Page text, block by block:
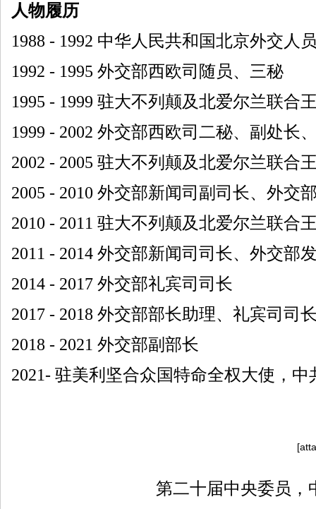
人物履历
1988 - 1992 中华人民共和国北京外交人
1992 - 1995 外交部西欧司随员、三秘
1995 - 1999 驻大不列颠及北爱尔兰联合
1999 - 2002 外交部西欧司二秘、副处长
2002 - 2005 驻大不列颠及北爱尔兰联合
2005 - 2010 外交部新闻司副司长、外交
2010 - 2011 驻大不列颠及北爱尔兰联合
2011 - 2014 外交部新闻司司长、外交部
2014 - 2017 外交部礼宾司司长
2017 - 2018 外交部部长助理、礼宾司司
2018 - 2021 外交部副部长
2021- 驻美利坚合众国特命全权大使， 中
第二十届中央委员，